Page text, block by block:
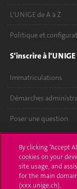
L'UNIGE de A à Z
Politique et
S'inscrire à l'UNIGE
Immatriculations
Démarches
Poser une question
UNIGE Mobile
Médias
By clicking “Accept
cookies on your
site usage, and
for the main
(xxx.unige.ch).